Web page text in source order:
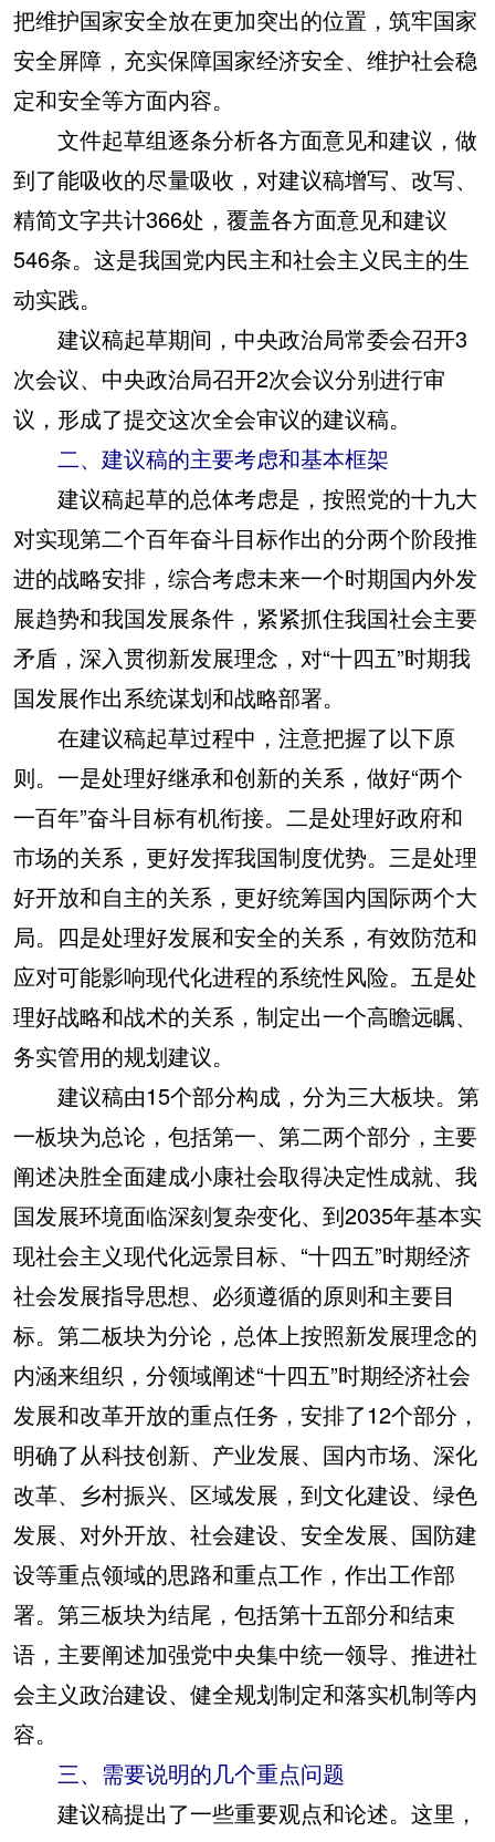
把维护国家安全放在更加突出的位置，筑牢国家
安全屏障，充实保障国家经济安全、维护社会稳
定和安全等方面内容。
文件起草组逐条分析各方面意见和建议，做
到了能吸收的尽量吸收，对建议稿增写、改写、
精简文字共计366处，覆盖各方面意见和建议
546条。这是我国党内民主和社会主义民主的生
动实践。
建议稿起草期间，中央政治局常委会召开3
次会议、中央政治局召开2次会议分别进行审
议，形成了提交这次全会审议的建议稿。
二、建议稿的主要考虑和基本框架
建议稿起草的总体考虑是，按照党的十九大
对实现第二个百年奋斗目标作出的分两个阶段推
进的战略安排，综合考虑未来一个时期国内外发
展趋势和我国发展条件，紧紧抓住我国社会主要
矛盾，深入贯彻新发展理念，对“十四五”时期我
国发展作出系统谋划和战略部署。
在建议稿起草过程中，注意把握了以下原
则。一是处理好继承和创新的关系，做好“两个
一百年”奋斗目标有机衔接。二是处理好政府和
市场的关系，更好发挥我国制度优势。三是处理
好开放和自主的关系，更好统筹国内国际两个大
局。四是处理好发展和安全的关系，有效防范和
应对可能影响现代化进程的系统性风险。五是处
理好战略和战术的关系，制定出一个高瞻远瞩、
务实管用的规划建议。
建议稿由15个部分构成，分为三大板块。第
一板块为总论，包括第一、第二两个部分，主要
阐述决胜全面建成小康社会取得决定性成就、我
国发展环境面临深刻复杂变化、到2035年基本实
现社会主义现代化远景目标、“十四五”时期经济
社会发展指导思想、必须遵循的原则和主要目
标。第二板块为分论，总体上按照新发展理念的
内涵来组织，分领域阐述“十四五”时期经济社会
发展和改革开放的重点任务，安排了12个部分，
明确了从科技创新、产业发展、国内市场、深化
改革、乡村振兴、区域发展，到文化建设、绿色
发展、对外开放、社会建设、安全发展、国防建
设等重点领域的思路和重点工作，作出工作部
署。第三板块为结尾，包括第十五部分和结束
语，主要阐述加强党中央集中统一领导、推进社
会主义政治建设、健全规划制定和落实机制等内
容。
三、需要说明的几个重点问题
建议稿提出了一些重要观点和论述。这里，